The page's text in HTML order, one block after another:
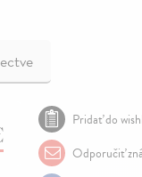
Pridať do
Odporučiť